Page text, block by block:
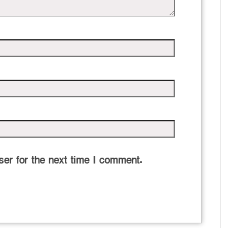
for the next time I comment.